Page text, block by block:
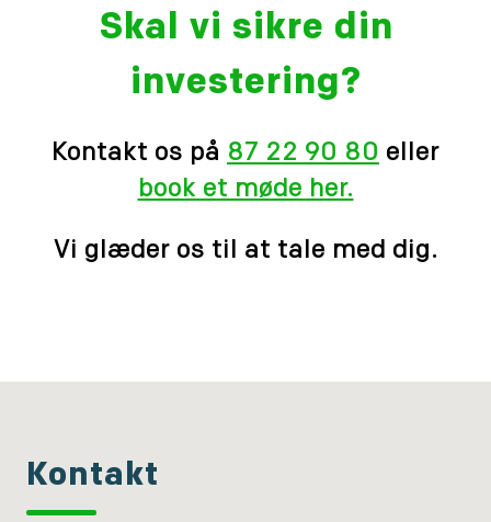
Skal vi sikre din
investering?
Kontakt os på 87 22 90 80 eller
book et møde her.
Vi glæder os til at tale med dig.
Kontakt